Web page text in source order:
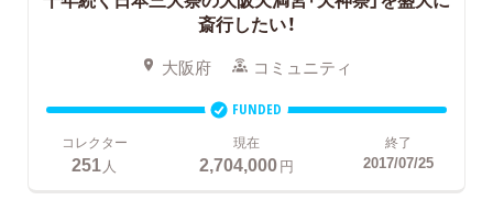
斎行したい！
大阪府 コミュニティ
FUNDED
コレクター
251 人
現在
2,704,000円
終了
2017/07/25